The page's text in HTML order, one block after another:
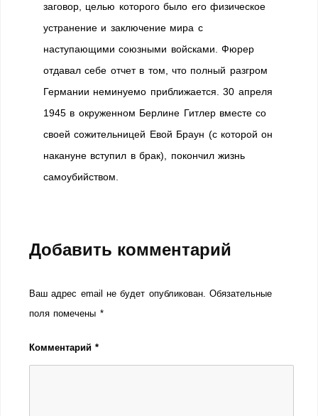
заговор, целью которого было его физическое
устранение и заключение мира с
наступающими союзными войсками. Фюрер
отдавал себе отчет в том, что полный разгром
Германии неминуемо приближается. 30 апреля
1945 в окруженном Берлине Гитлер вместе со
своей сожительницей Евой Браун (с которой он
накануне вступил в брак), покончил жизнь
самоубийством.
Добавить комментарий
Ваш адрес email не будет опубликован. Обязательные
поля помечены *
Комментарий*